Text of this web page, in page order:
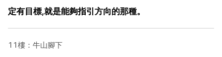
定有目標,就是能夠指引方向的那種。
11樓：牛山腳下